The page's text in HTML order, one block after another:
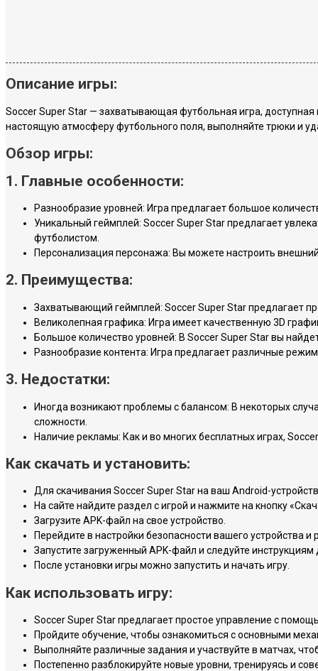
Описание игры:
Soccer Super Star — захватывающая футбольная игра,
настоящую атмосферу футбольного поля, выполняйте трюки и
Обзор игры:
1. Главные особенности:
Разнообразие уровней: Игра предлагает большое
Уникальный геймплей: Soccer Super Star предлагает
футболистом.
Персонализация персонажа: Вы можете настроить
2. Преимущества:
Захватывающий геймплей: Soccer Super Star предлагает
Великолепная графика: Игра имеет качественную 3D
Большое количество уровней: В Soccer Super Star вы
Разнообразие контента: Игра предлагает различные
3. Недостатки:
Иногда возникают проблемы с балансом: В некоторых
сложности.
Наличие рекламы: Как и во многих бесплатных играх,
Как скачать и установить:
Для скачивания Soccer Super Star на ваш Android-
На сайте найдите раздел с игрой и нажмите на кнопку
Загрузите APK-файл на свое устройство.
Перейдите в настройки безопасности вашего устройства
Запустите загруженный APK-файл и следуйте
После установки игры можно запустить и начать игру.
Как использовать игру:
Soccer Super Star предлагает простое управление с
Пройдите обучение, чтобы ознакомиться с основными
Выполняйте различные задания и участвуйте в матчах,
Постепенно разблокируйте новые уровни, тренируясь и